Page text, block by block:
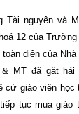
Tài nguyên và
12 của
diện của
MT đã gặt
cử giáo viên
tục mua giáo